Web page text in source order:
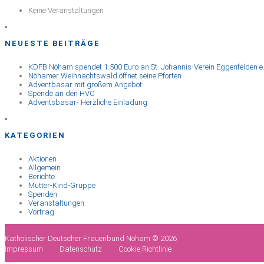
Keine Veranstaltungen
NEUESTE BEITRÄGE
KDFB Nöham spendet 1.500 Euro an St. Johannis-Verein Eggenfelden
Nöhamer Weihnachtswald öffnet seine Pforten
Adventbasar mit großem Angebot
Spende an den HVO
Adventsbasar- Herzliche Einladung
KATEGORIEN
Aktionen
Allgemein
Berichte
Mutter-Kind-Gruppe
Spenden
Veranstaltungen
Vortrag
Katholischer Deutscher Frauenbund Nöham © 2026
Impressum
Datenschutz Cookie Richtlinie